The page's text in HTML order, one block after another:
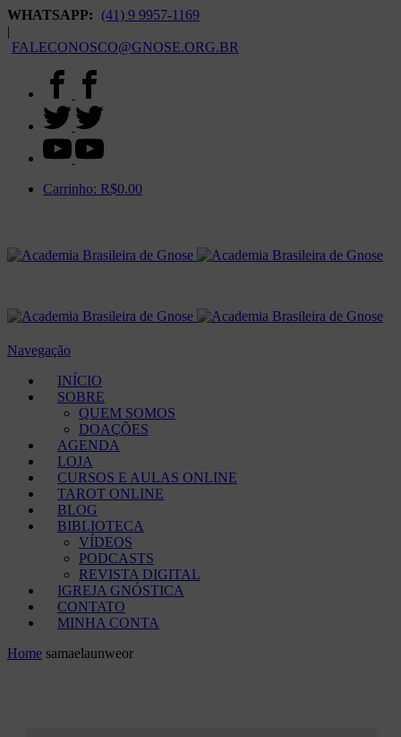
WHATSAPP:
(41) 9 9957-1169
|
FALECONOSCO@GNOSE.ORG.BR
Carrinho: R$0.00
Navegação
INÍCIO
SOBRE
QUEM SOMOS
DOAÇÕES
AGENDA
LOJA
CURSOS E AULAS ONLINE
TAROT ONLINE
BLOG
BIBLIOTECA
VÍDEOS
PODCASTS
REVISTA DIGITAL
IGREJA GNÓSTICA
CONTATO
MINHA CONTA
Home samaelaunweor